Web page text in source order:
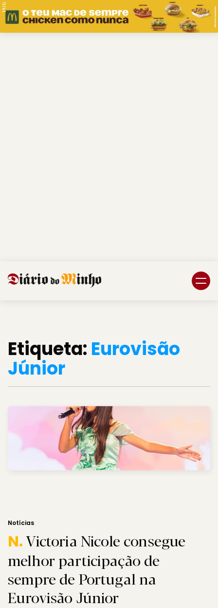
PUB.
Etiqueta: Eurovisão
Júnior
Notícias
N.Victoria Nicole consegue
melhor participação de
sempre de Portugal na
Eurovisão Júnior